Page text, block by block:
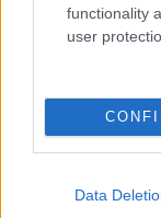
functionality
user
Data
la